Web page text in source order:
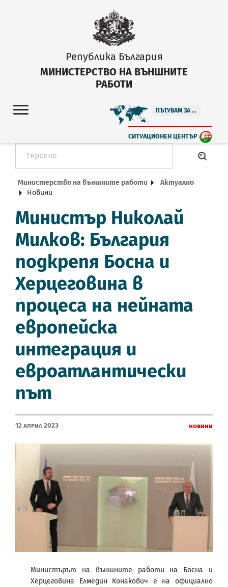
Република България
МИНИСТЕРСТВО НА ВЪНШНИТЕ
РАБОТИ
ПЪТУВАМ ЗА ...
СИТУАЦИОНЕН ЦЕНТЪР
Министерство на външните работи
Актуално
Новини
Министър Николай
Милков: България
подкрепя Босна и
Херцеговина в
процеса на нейната
европейска
интеграция и
евроатлантически
път
12 Април 2023 Новини
Министърът на външните работи на Босна и
Херцеговина Елмедин Конакович е на официално